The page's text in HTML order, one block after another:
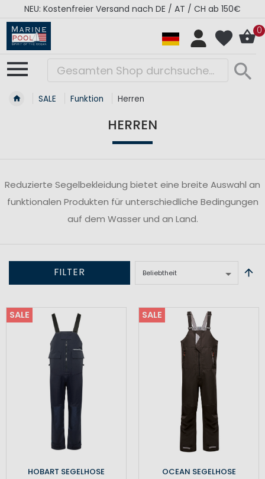
NEU: Kostenfreier Versand nach DE / AT / CH ab 150€
0
SALE Funktion Herren
HERREN
Reduzierte Segelbekleidung bietet eine breite Auswahl an
funktionalen Produkten für unterschiedliche Bedingungen
auf dem Wasser und an Land.
FILTER
SALE
HOBART SEGELHOSE
SALE
OCEAN SEGELHOSE